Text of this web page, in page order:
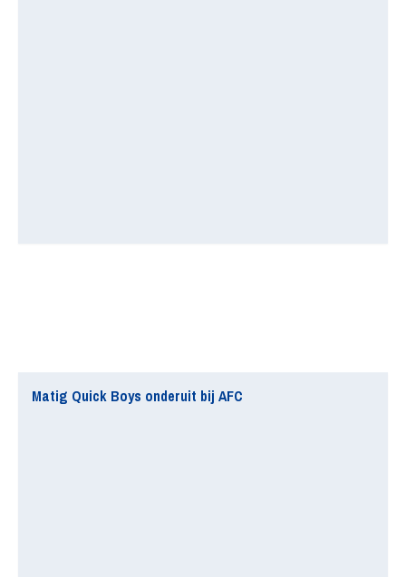
Matig Quick Boys onderuit bij AFC